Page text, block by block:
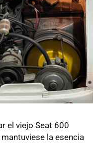
el viejo Seat 600
la esencia